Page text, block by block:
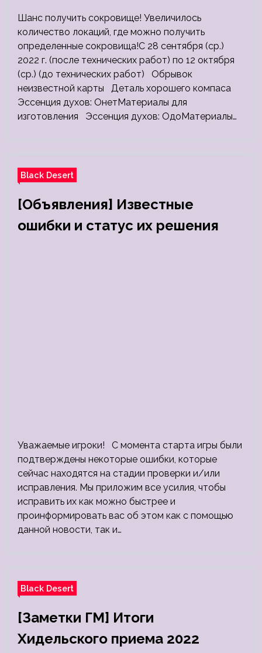
Шанс получить сокровище! Увеличилось
количество локаций, где можно получить
определенные сокровища!С 28 сентября (ср.)
2022 г. (после технических работ) по 12 октября
(ср.) (до технических работ) Обрывок
неизвестной карты Деталь хорошего компаса
Эссенция духов: ОнетМатериалы для
изготовления Эссенция духов: ОдоМатериалы…
Black Desert
[Объявления] Известные
ошибки и статус их решения
Уважаемые игроки! С момента старта игры были
подтверждены некоторые ошибки, которые
сейчас находятся на стадии проверки и/или
исправления. Мы приложим все усилия, чтобы
исправить их как можно быстрее и
проинформировать вас об этом как с помощью
данной новости, так и…
Black Desert
[Заметки ГМ] Итоги
Хидельского приема 2022